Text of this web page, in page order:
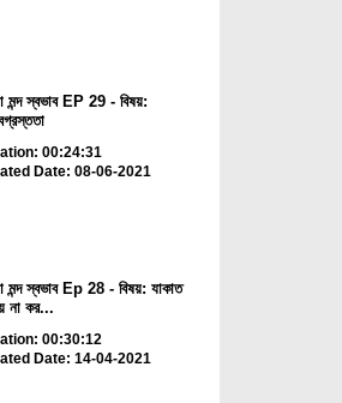
মন্দ স্বভাব EP 29 - বিষয়:
00:24:31
Date: 08-06-2021
মন্দ স্বভাব Ep 28 - বিষয়: যাকাত
না কর...
00:30:12
Date: 14-04-2021